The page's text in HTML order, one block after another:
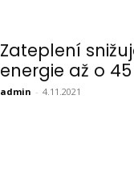
Zateplení
energie až o 45
admin - 4.11.2021